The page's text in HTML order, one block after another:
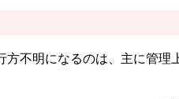
不明になるのは、主に管理